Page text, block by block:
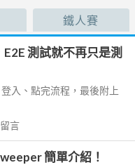
鐵人賽
測試就不再只是測
入、點完流程，最後附上
言
簡單介紹！